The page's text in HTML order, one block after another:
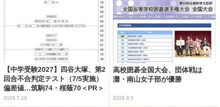
【中学受験2027】四谷大塚、第2
回合不合判定テスト（7/5実施）
偏差値…筑駒74・桜蔭70＜PR＞
2026.7.10
高校囲碁全国大会、団体戦は
灘・南山女子部が優勝
2026.8.5